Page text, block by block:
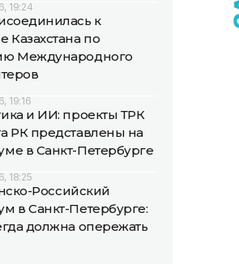
19:24
к
Казахстана по
Международного
19:16
и ИИ: проекты ТРК
РК представлены на
в Санкт-Петербурге
18:25
Российский
в Санкт-Петербурге:
должна опережать